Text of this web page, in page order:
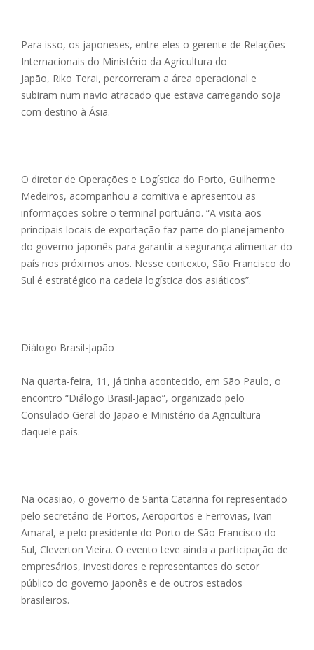
Para isso, os japoneses, entre eles o gerente de Relações
Internacionais do Ministério da Agricultura do
Japão, Riko Terai, percorreram a área operacional e
subiram num navio atracado que estava carregando soja
com destino à Ásia.
O diretor de Operações e Logística do Porto, Guilherme
Medeiros, acompanhou a comitiva e apresentou as
informações sobre o terminal portuário. “A visita aos
principais locais de exportação faz parte do planejamento
do governo japonês para garantir a segurança alimentar do
país nos próximos anos. Nesse contexto, São Francisco do
Sul é estratégico na cadeia logística dos asiáticos”.
Diálogo Brasil-Japão
Na quarta-feira, 11, já tinha acontecido, em São Paulo, o
encontro “Diálogo Brasil-Japão”, organizado pelo
Consulado Geral do Japão e Ministério da Agricultura
daquele país.
Na ocasião, o governo de Santa Catarina foi representado
pelo secretário de Portos, Aeroportos e Ferrovias, Ivan
Amaral, e pelo presidente do Porto de São Francisco do
Sul, Cleverton Vieira. O evento teve ainda a participação de
empresários, investidores e representantes do setor
público do governo japonês e de outros estados
brasileiros.